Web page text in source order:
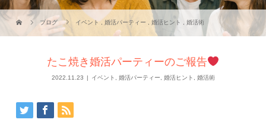
ブログ イベント ,婚活パーティー ,婚活ヒント ,婚活術
たこ焼き婚活パーティーのご報告
2022.11.23 イベント 婚活パーティー 婚活ヒント 婚活術